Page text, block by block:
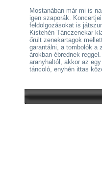
Mostanában már mi is
igen szaporák.
feldolgozásokat is
Kistehén Tánczenekar
őrült zenekartagok
garantálni, a tombolók a
árokban ébrednek
aranyhaltól, akkor az
táncoló, enyhén ittas